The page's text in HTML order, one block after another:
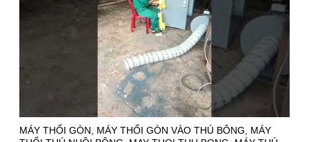
MÁY THỔI GÒN, MÁY THỔI GÒN VÀO THÚ BÔNG, MÁY